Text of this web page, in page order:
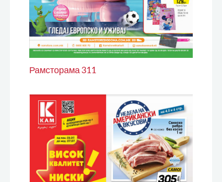
Рамсторама 311